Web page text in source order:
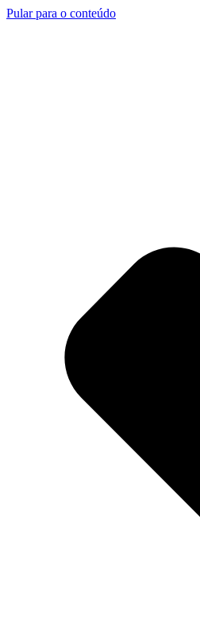
Pular para o conteúdo